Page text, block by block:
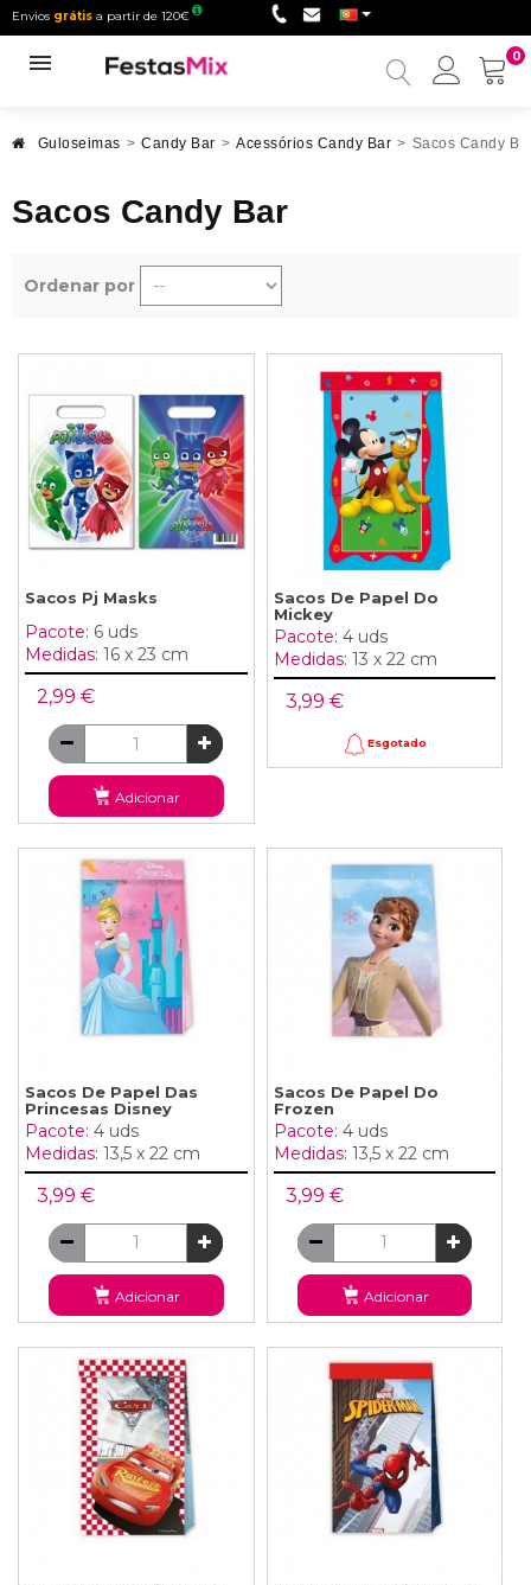
Envios grátis a partir de 120€
0
Minha
Guloseimas > Candy Bar > Acessórios Candy Bar > Sacos Candy
Sacos Candy Bar
Ordenar por
Sacos Pj Masks
Pacote: 6 uds
Medidas: 16 x 23 cm
2,99 €
Adicionar
Sacos De Papel Do
Mickey
Pacote: 4 uds
Medidas: 13 x 22 cm
3,99 €
Esgotado
Sacos De Papel Das
Princesas Disney
Pacote: 4 uds
Medidas: 13,5 x 22 cm
3,99 €
Adicionar
Sacos De Papel Do
Frozen
Pacote: 4 uds
Medidas: 13,5 x 22 cm
3,99 €
Adicionar